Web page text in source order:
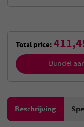
Total price:
Bundel
Beschrijving